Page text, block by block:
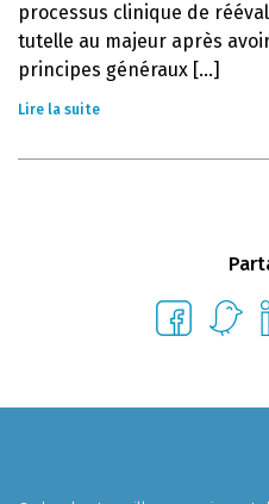
processus clinique de
tutelle au majeur après
principes généraux [...]
Lire la suite